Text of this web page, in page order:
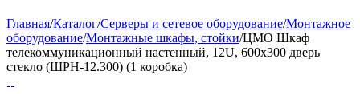
Главная/Каталог/Серверы и сетевое оборудование/Монтажное
оборудование/Монтажные шкафы, стойки/ЦМО Шкаф
телекоммуникационный настенный, 12U, 600х300 дверь
стекло (ШРН-12.300) (1 коробка)